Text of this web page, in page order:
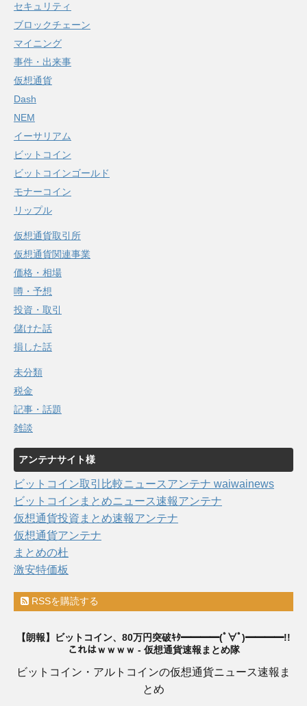
セキュリティ
ブロックチェーン
マイニング
事件・出来事
仮想通貨
Dash
NEM
イーサリアム
ビットコイン
ビットコインゴールド
モナーコイン
リップル
仮想通貨取引所
仮想通貨関連事業
価格・相場
噂・予想
投資・取引
儲けた話
損した話
未分類
税金
記事・話題
雑談
アンテナサイト様
ビットコイン取引比較ニュースアンテナ waiwainews
ビットコインまとめニュース速報アンテナ
仮想通貨投資まとめ速報アンテナ
仮想通貨アンテナ
まとめの杜
激安特価板
RSSを購読する
【朗報】ビットコイン、80万円突破ｷﾀ━━━━(ﾟ∀ﾟ)━━━━!!
これはｗｗｗｗ - 仮想通貨速報まとめ隊
ビットコイン・アルトコインの仮想通貨ニュース速報ま
とめ